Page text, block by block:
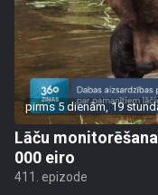
pirms 5 dienām, 19
Lāču
000 eiro
411. epizode